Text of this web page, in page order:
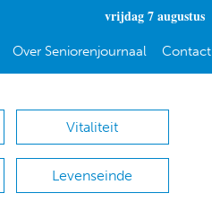
vrijdag 7 augustus
Over Seniorenjournaal Contact
Vitaliteit
Levenseinde